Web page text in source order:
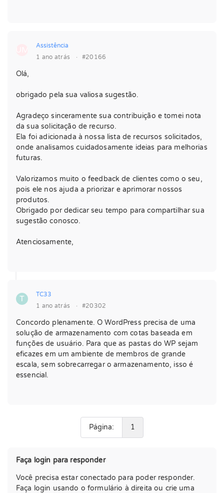
Assistência
1 ano atrás
· #20166
Olá,
obrigado pela sua valiosa sugestão.
Agradeço sinceramente sua contribuição e tomei nota
da sua solicitação de recurso.
Ela foi adicionada à nossa lista de recursos solicitados,
onde analisamos cuidadosamente ideias para melhorias
futuras.
Valorizamos muito o feedback de clientes como o seu,
pois ele nos ajuda a priorizar e aprimorar nossos
produtos.
Obrigado por dedicar seu tempo para compartilhar sua
sugestão conosco.
Atenciosamente,
T
TC33
1 ano atrás
· #20302
Concordo plenamente. O WordPress precisa de uma
solução de armazenamento com cotas baseada em
funções de usuário. Para que as pastas do WP sejam
eficazes em um ambiente de membros de grande
escala, sem sobrecarregar o armazenamento, isso é
essencial.
Página: 1
Faça login para responder
Você precisa estar conectado para poder responder.
Faça login usando o formulário à direita ou crie uma